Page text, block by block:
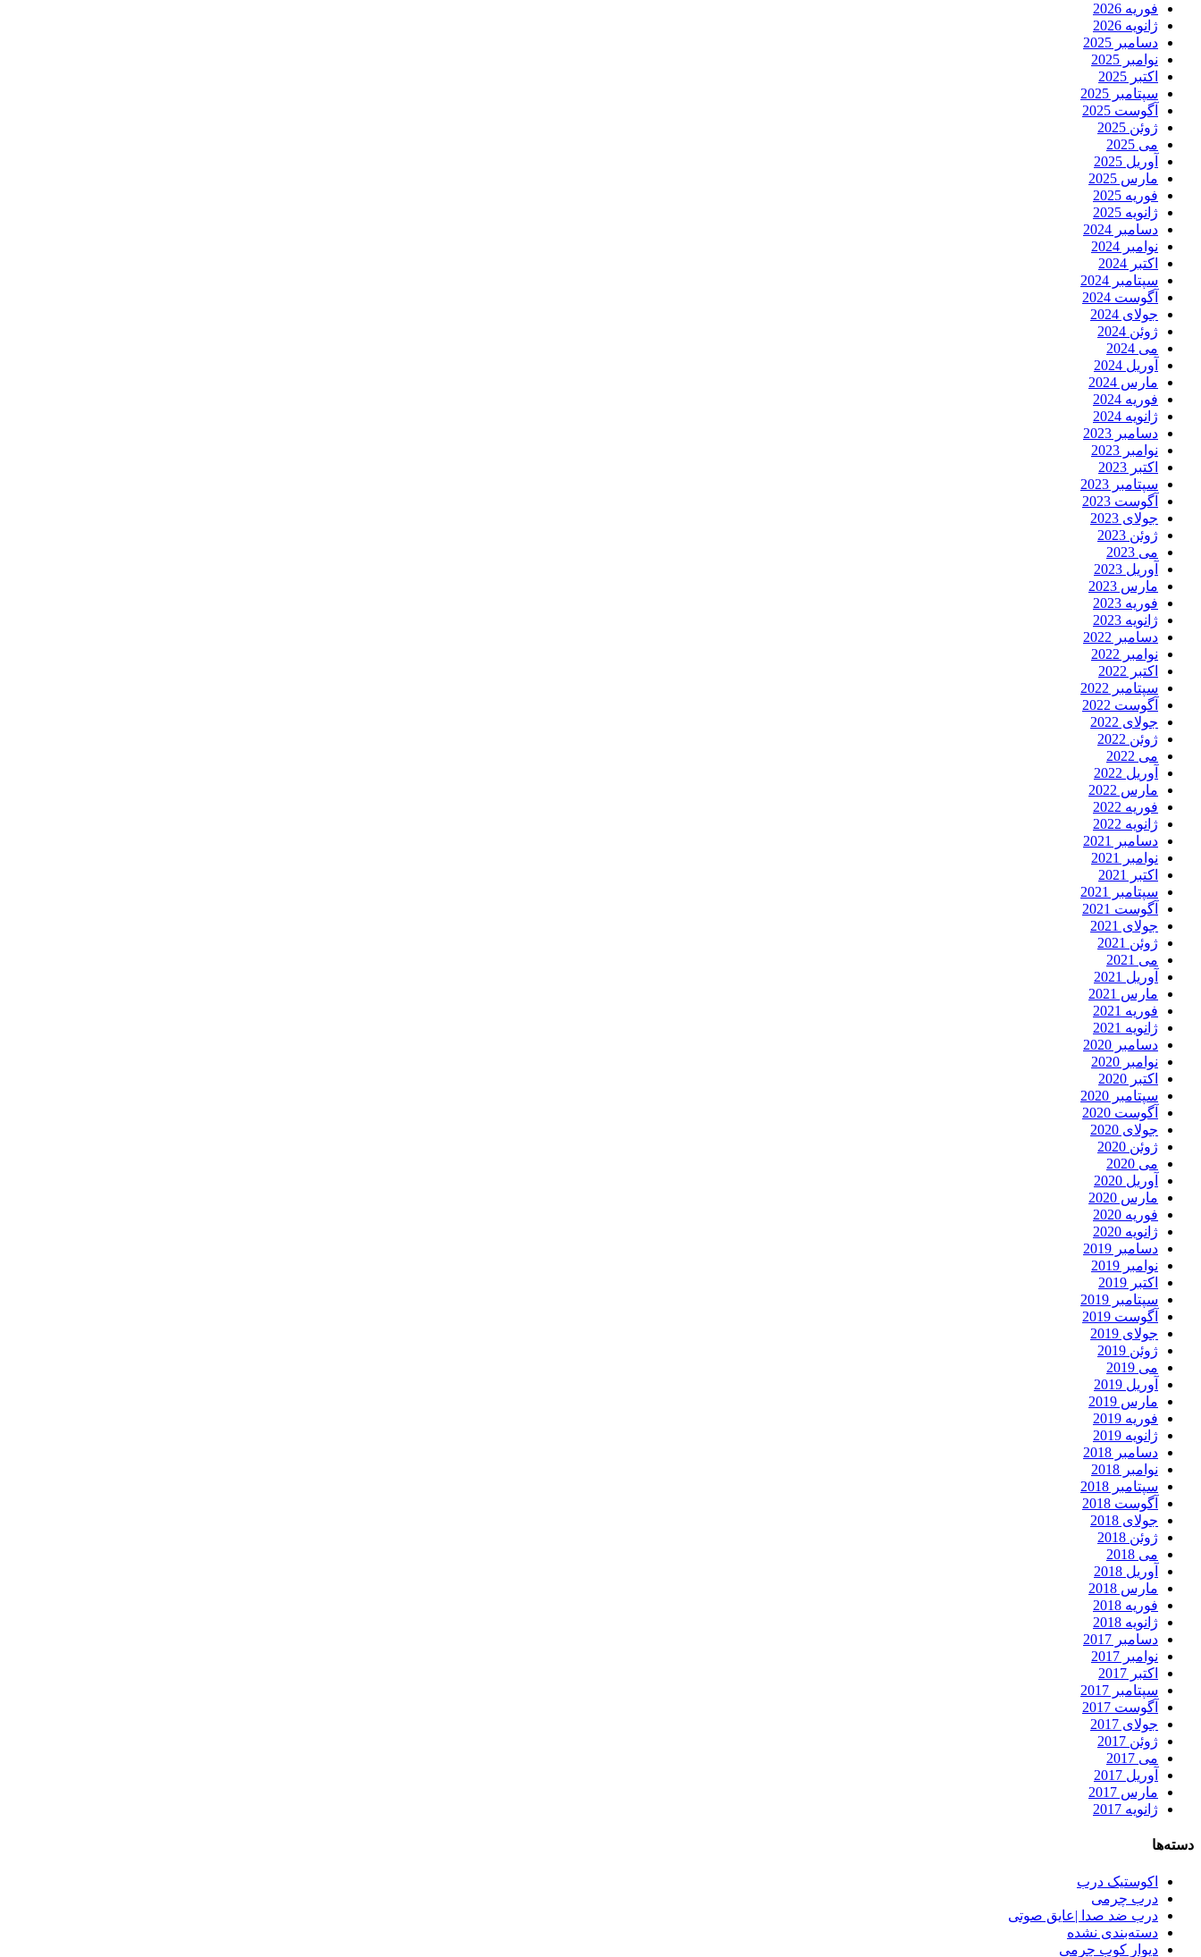
فوریه 2026
ژانویه 2026
دسامبر 2025
نوامبر 2025
اکتبر 2025
سپتامبر 2025
آگوست 2025
ژوئن 2025
می 2025
آوریل 2025
مارس 2025
فوریه 2025
ژانویه 2025
دسامبر 2024
نوامبر 2024
اکتبر 2024
سپتامبر 2024
آگوست 2024
جولای 2024
ژوئن 2024
می 2024
آوریل 2024
مارس 2024
فوریه 2024
ژانویه 2024
دسامبر 2023
نوامبر 2023
اکتبر 2023
سپتامبر 2023
آگوست 2023
جولای 2023
ژوئن 2023
می 2023
آوریل 2023
مارس 2023
فوریه 2023
ژانویه 2023
دسامبر 2022
نوامبر 2022
اکتبر 2022
سپتامبر 2022
آگوست 2022
جولای 2022
ژوئن 2022
می 2022
آوریل 2022
مارس 2022
فوریه 2022
ژانویه 2022
دسامبر 2021
نوامبر 2021
اکتبر 2021
سپتامبر 2021
آگوست 2021
جولای 2021
ژوئن 2021
می 2021
آوریل 2021
مارس 2021
فوریه 2021
ژانویه 2021
دسامبر 2020
نوامبر 2020
اکتبر 2020
سپتامبر 2020
آگوست 2020
جولای 2020
ژوئن 2020
می 2020
آوریل 2020
مارس 2020
فوریه 2020
ژانویه 2020
دسامبر 2019
نوامبر 2019
اکتبر 2019
سپتامبر 2019
آگوست 2019
جولای 2019
ژوئن 2019
می 2019
آوریل 2019
مارس 2019
فوریه 2019
ژانویه 2019
دسامبر 2018
نوامبر 2018
سپتامبر 2018
آگوست 2018
جولای 2018
ژوئن 2018
می 2018
آوریل 2018
مارس 2018
فوریه 2018
ژانویه 2018
دسامبر 2017
نوامبر 2017
اکتبر 2017
سپتامبر 2017
آگوست 2017
جولای 2017
ژوئن 2017
می 2017
آوریل 2017
مارس 2017
ژانویه 2017
دسته‌ها
اکوستیک درب
درب چرمی
درب ضد صدا |عایق صوتی
دسته‌بندی نشده
دیوار کوب چرمی